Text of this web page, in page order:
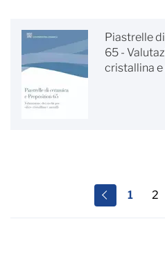
Piastrelle
65 -
cristallina
1 2